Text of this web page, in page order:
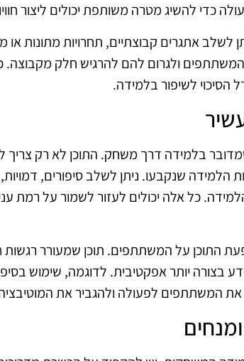
כדי להשיג מטרה משותפת יכולים ליצור
לשלב אתגרים קבוצתיים, תחרויות מתונות
ולגרום להם להרגיש חלק מקבוצה.
הסיכוי לשיפור בלמידה.
בלמידה דרך משחק. התוכן לא רק צריך
הלמידה שנקבעו. ניתן לשלב סיפורים,
כל אלה יכולים לעזור לשמור על רמת
התוכן על המשתתפים. תוכן שמעורר רגשות
בצורה יותר אפקטיבית. לדוגמה, שימוש
את המשתתפים לפעולה ולהגביר את